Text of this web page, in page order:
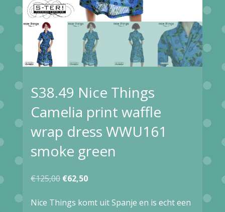
S38.49 Nice Things
Camelia print waffle
wrap dress WWU161
smoke green
€125,00 Oorspronkelijke
€62,50Huidige
Nice Things komt uit Spanje en is echt een